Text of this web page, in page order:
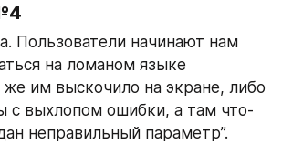
Пользователи начинают нам
на ломаном языке
им выскочило на экране, либо
с выхлопом ошибки, а там что-
неправильный параметр”.